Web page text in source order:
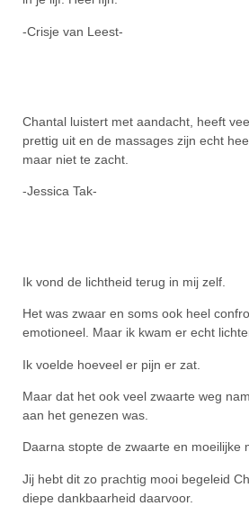
-Crisje van Leest-
Chantal luistert met aandacht, heeft
prettig uit en de massages zijn echt
maar niet te zacht.
-Jessica Tak-
Ik vond de lichtheid terug in mij zelf.
Het was zwaar en soms ook heel
emotioneel. Maar ik kwam er echt
Ik voelde hoeveel er pijn er zat.
Maar dat het ook veel zwaarte weg
aan het genezen was.
Daarna stopte de zwaarte en moeilijke
Jij hebt dit zo prachtig mooi begeleid
diepe dankbaarheid daarvoor.